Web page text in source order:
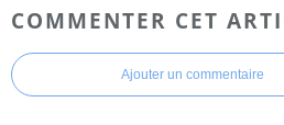
COMMENTER CET
Ajouter un commentaire